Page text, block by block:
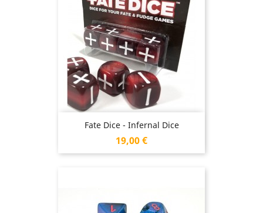
Fate Dice - Infernal Dice
Prix
19,00 €